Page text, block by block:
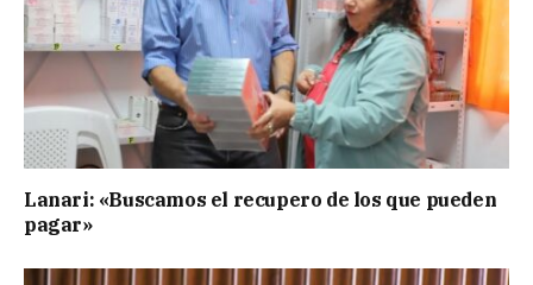
Lanari: «Buscamos el recupero de los que pueden
pagar»